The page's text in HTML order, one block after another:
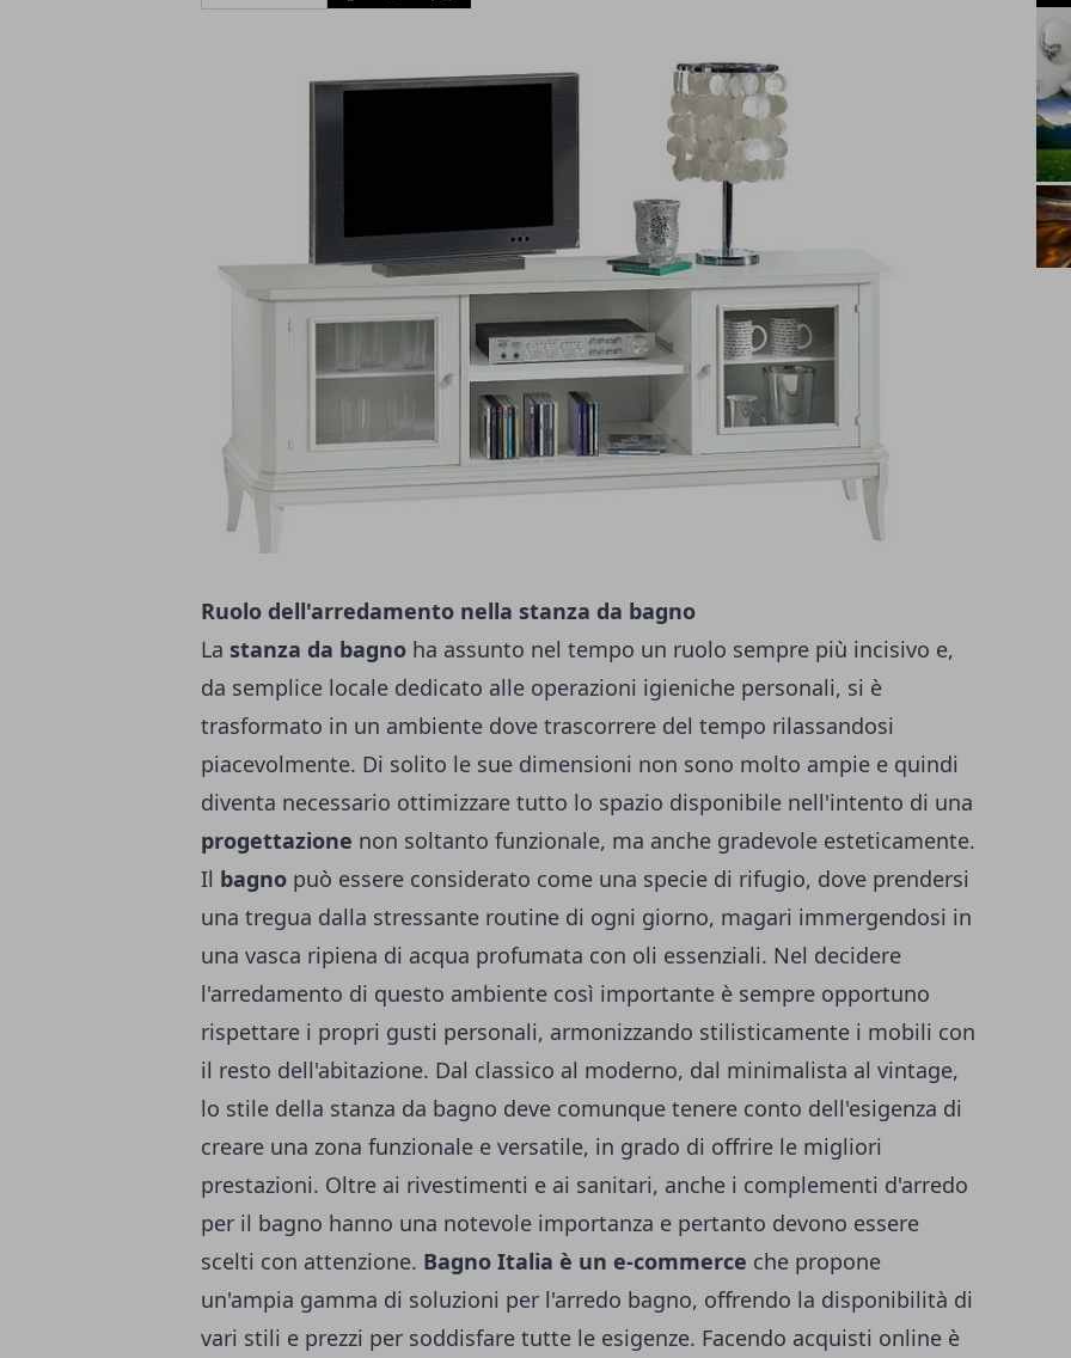
Ruolo dell'arredamento nella stanza da bagno
La stanza da bagno ha assunto nel tempo un ruolo sempre più incisivo e,
da semplice locale dedicato alle operazioni igieniche personali, si è
trasformato in un ambiente dove trascorrere del tempo rilassandosi
piacevolmente. Di solito le sue dimensioni non sono molto ampie e quindi
diventa necessario ottimizzare tutto lo spazio disponibile nell'intento di una
progettazione non soltanto funzionale, ma anche gradevole esteticamente.
Il bagno può essere considerato come una specie di rifugio, dove prendersi
una tregua dalla stressante routine di ogni giorno, magari immergendosi in
una vasca ripiena di acqua profumata con oli essenziali. Nel decidere
l'arredamento di questo ambiente così importante è sempre opportuno
rispettare i propri gusti personali, armonizzando stilisticamente i mobili con
il resto dell'abitazione. Dal classico al moderno, dal minimalista al vintage,
lo stile della stanza da bagno deve comunque tenere conto dell'esigenza di
creare una zona funzionale e versatile, in grado di offrire le migliori
prestazioni. Oltre ai rivestimenti e ai sanitari, anche i complementi d'arredo
per il bagno hanno una notevole importanza e pertanto devono essere
scelti con attenzione. Bagno Italia è un e-commerce che propone
un'ampia gamma di soluzioni per l'arredo bagno, offrendo la disponibilità di
vari stili e prezzi per soddisfare tutte le esigenze. Facendo acquisti online è